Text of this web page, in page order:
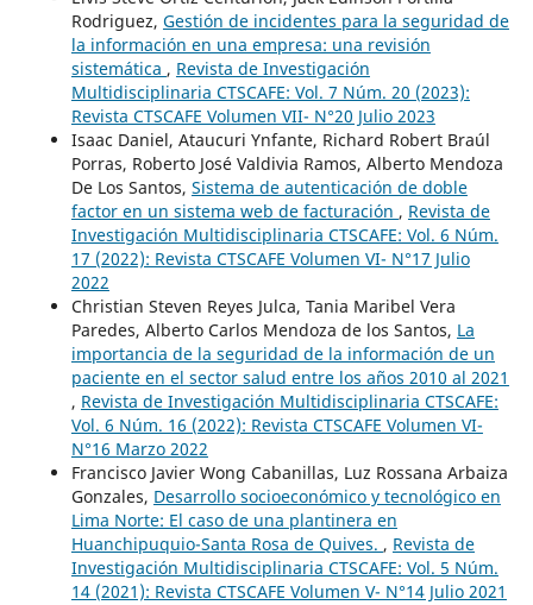
Rodriguez, Gestión de incidentes para la seguridad de
la información en una empresa: una revisión
sistemática , Revista de Investigación
Multidisciplinaria CTSCAFE: Vol. 7 Núm. 20 (2023):
Revista CTSCAFE Volumen VII- N°20 Julio 2023
Isaac Daniel, Ataucuri Ynfante, Richard Robert Braúl
Porras, Roberto José Valdivia Ramos, Alberto Mendoza
De Los Santos, Sistema de autenticación de doble
factor en un sistema web de facturación , Revista de
Investigación Multidisciplinaria CTSCAFE: Vol. 6 Núm.
17 (2022): Revista CTSCAFE Volumen VI- N°17 Julio
2022
Christian Steven Reyes Julca, Tania Maribel Vera
Paredes, Alberto Carlos Mendoza de los Santos, La
importancia de la seguridad de la información de un
paciente en el sector salud entre los años 2010 al 2021
, Revista de Investigación Multidisciplinaria CTSCAFE:
Vol. 6 Núm. 16 (2022): Revista CTSCAFE Volumen VI-
N°16 Marzo 2022
Francisco Javier Wong Cabanillas, Luz Rossana Arbaiza
Gonzales, Desarrollo socioeconómico y tecnológico en
Lima Norte: El caso de una plantinera en
Huanchipuquio-Santa Rosa de Quives. , Revista de
Investigación Multidisciplinaria CTSCAFE: Vol. 5 Núm.
14 (2021): Revista CTSCAFE Volumen V- N°14 Julio 2021